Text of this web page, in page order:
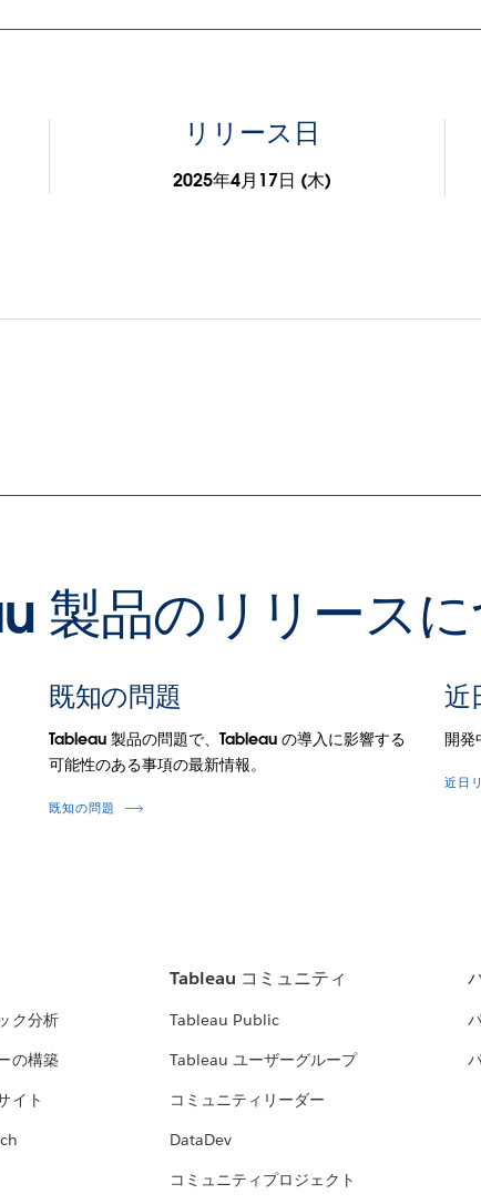
リリース日
2025年4月17日 (木)
製品のリリース
既知の問題
Tableau 製品の問題で、Tableau の導入に影響する
可能性のある事項の最新情報。
既知の問題
近
開発
近日
ク分析
の構築
イト
Tableau コミュニティ
Tableau Public
Tableau ユーザーグループ
コミュニティリーダー
DataDev
コミュニティプロジェクト